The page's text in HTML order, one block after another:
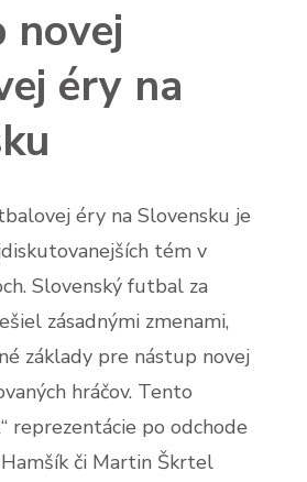
novej
éry na
éry na Slovensku je
tém v
Slovenský futbal za
zásadnými zmenami,
základy pre nástup novej
hráčov. Tento
reprezentácie po odchode
či Martin Škrtel